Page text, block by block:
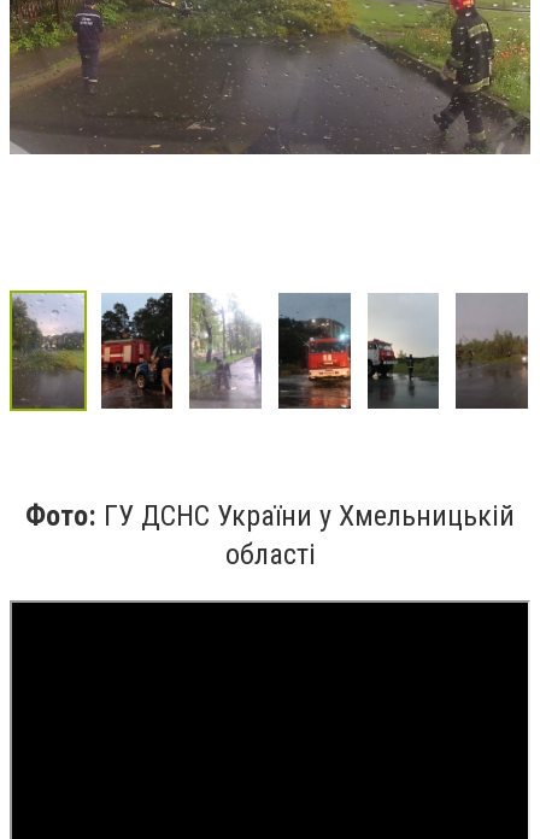
Фото: ГУ ДСНС України у Хмельницькій
області